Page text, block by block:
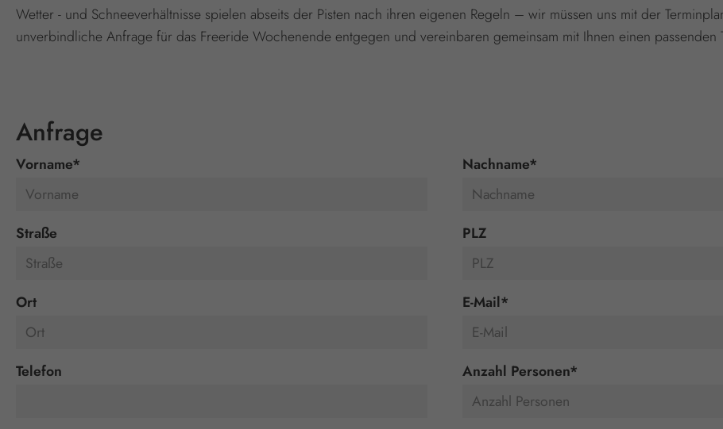
Wetter - und Schneeverhältnisse spielen abseits der Pisten nach ihren eigenen Regeln – wir müssen uns mit der
unverbindliche Anfrage für das Freeride Wochenende entgegen und vereinbaren gemeinsam mit Ihnen einen passenden
Anfrage
Vorname* Nachname*
Straße PLZ
Ort E-Mail*
Telefon Anzahl Personen*